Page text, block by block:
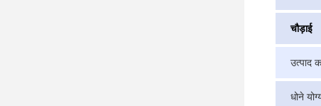
चौड़ाई
उत्पाद
धोने